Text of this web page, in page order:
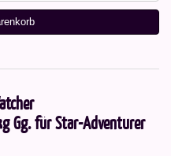
Gg. für Star-Adventurer